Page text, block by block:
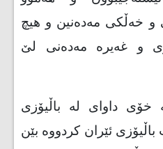
و خەڵکی مەدەنین و هیچ
و غەیرە مەدەنی لێ
خۆی داوای لە باڵیۆزی
باڵیۆزی ئێران کردووە بێن